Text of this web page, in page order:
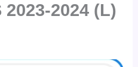
2024 (L)